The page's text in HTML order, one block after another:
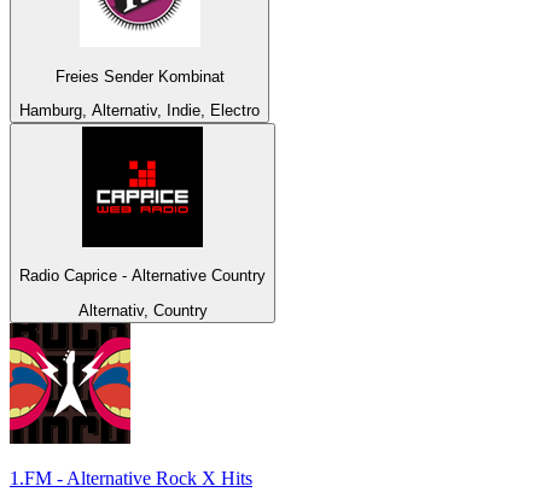
Freies Sender Kombinat
Hamburg, Alternativ, Indie, Electro
Radio Caprice - Alternative Country
Alternativ, Country
1.FM - Alternative Rock X Hits